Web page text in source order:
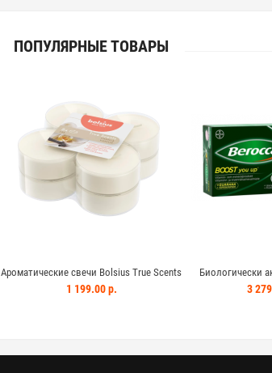
ПОПУЛЯРНЫЕ ТОВАРЫ
Ароматические свечи Bolsius True Scents
ваниль - слоновая кость 8 шт
1 199.00 р.
Биологически
BEROCCA
3